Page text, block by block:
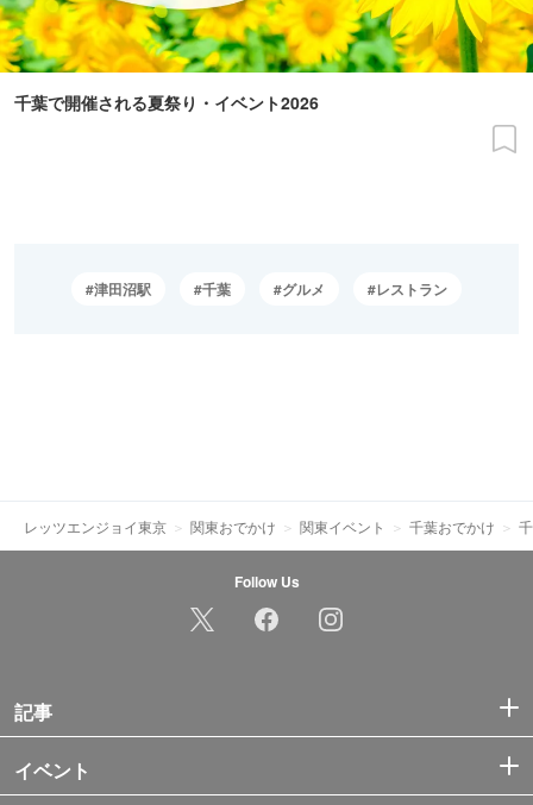
千葉で開催される夏祭り・イベント2026
津田沼駅 千葉 グルメ レストラン
レッツエンジョイ東京 関東おでかけ 関東イベント 千葉おでかけ
Follow Us
記事
イベント